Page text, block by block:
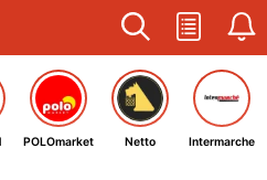
POLOmarket Netto Intermarche